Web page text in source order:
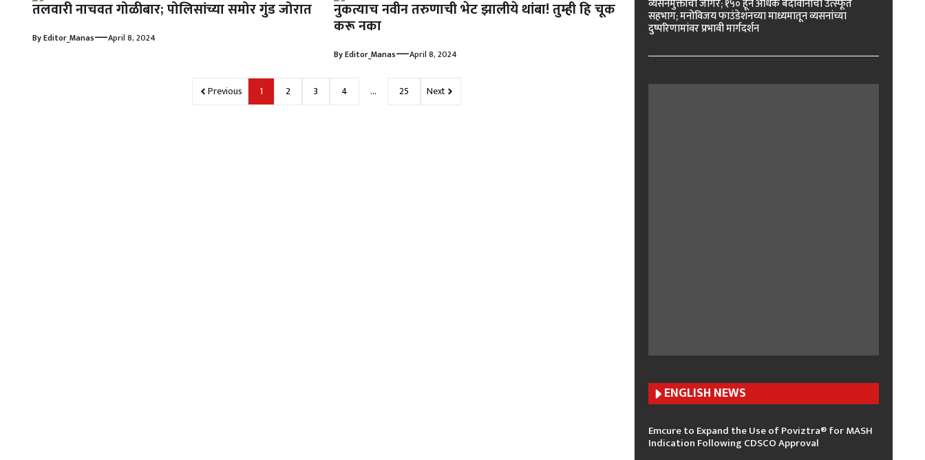
तलवारी नाचवत गोळीबार; पोलिसांच्या समोर गुंड जोरात
ByEditor_Manas—April 8, 2024
नुकत्याच नवीन तरुणाची भेट झालीये थांबा! तुम्ही हि चूक
करू नका
ByEditor_Manas—April 8, 2024
Previous 1 2 3 4 … 25 Next
व्यसनमुक्तीचा जागर; १५० हून अधिक बंदीवानांचा उत्स्फूर्त
सहभाग; मनोविजय फाउंडेशनच्या माध्यमातून व्यसनांच्या
दुष्परिणामांवर प्रभावी मार्गदर्शन
ENGLISH NEWS
Emcure to Expand the Use of Poviztra® for MASH
Indication Following CDSCO Approval